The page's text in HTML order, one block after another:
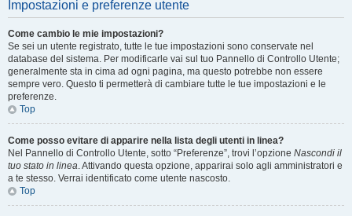
Impostazioni e preferenze utente
Come cambio le mie impostazioni?
Se sei un utente registrato, tutte le tue impostazioni sono conservate nel
database del sistema. Per modificarle vai sul tuo Pannello di Controllo Utente;
generalmente sta in cima ad ogni pagina, ma questo potrebbe non essere
sempre vero. Questo ti permetterà di cambiare tutte le tue impostazioni e le
preferenze.
Top
Come posso evitare di apparire nella lista degli utenti in linea?
Nel Pannello di Controllo Utente, sotto “Preferenze”, trovi l’opzione Nascondi il
tuo stato in linea. Attivando questa opzione, apparirai solo agli amministratori e
a te stesso. Verrai identificato come utente nascosto.
Top